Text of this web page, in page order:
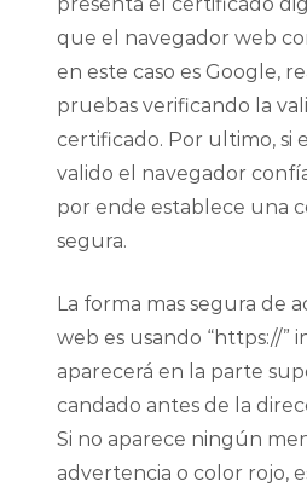
que el navegador web
en este caso es Google,
pruebas verificando la
certificado. Por ultimo, si
valido el navegador
por ende establece una
segura.
La forma mas segura de
web es usando “https://”
aparecerá en la parte
candado antes de la
Si no aparece ningún
advertencia o color rojo,